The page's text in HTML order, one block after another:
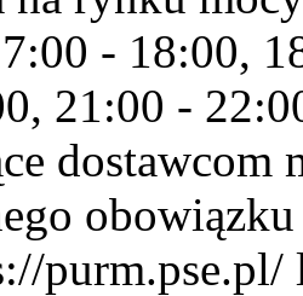
- 18:00,
21:00 -
dostawcom